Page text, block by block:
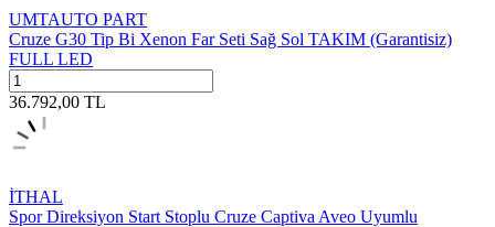
UMTAUTO PART
Cruze G30 Tip Bi Xenon Far Seti Sağ Sol TAKIM (Garantisiz)
FULL LED
36.792,00 TL
İTHAL
Spor Direksiyon Start Stoplu Cruze Captiva Aveo Uyumlu